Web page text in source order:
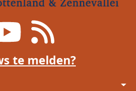
te melden?